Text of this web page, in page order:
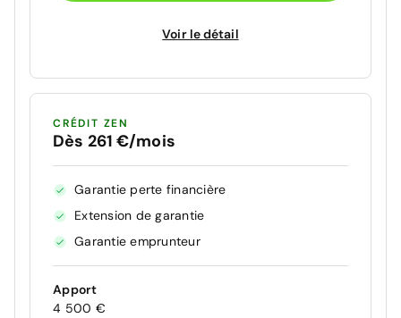
Voir le détail
CRÉDIT ZEN
Dès 261 €/mois
Garantie perte financière
Extension de garantie
Garantie emprunteur
Apport
4 500 €